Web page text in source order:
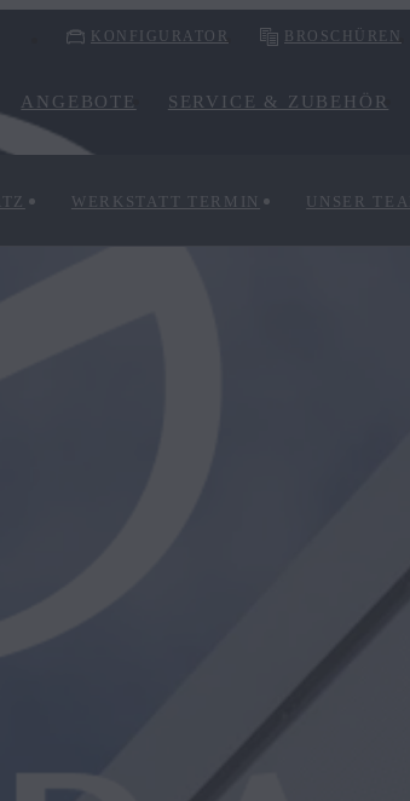
KONFIGURATOR BROSCHÜREN
ANGEBOTE SERVICE & ZUBEHÖR
WERKSTATT TERMIN UNSER